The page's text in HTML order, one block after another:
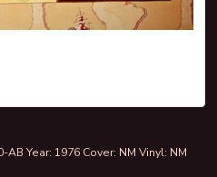
AB Year: 1976 Cover: NM Vinyl: NM